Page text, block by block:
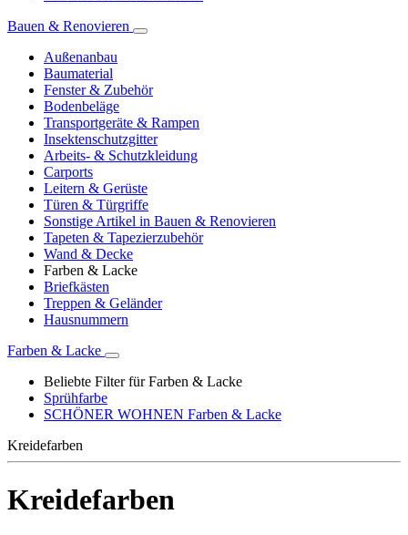
Bauen & Renovieren
Außenanbau
Baumaterial
Fenster & Zubehör
Bodenbeläge
Transportgeräte & Rampen
Insektenschutzgitter
Arbeits- & Schutzkleidung
Carports
Leitern & Gerüste
Türen & Türgriffe
Sonstige Artikel in Bauen & Renovieren
Tapeten & Tapezierzubehör
Wand & Decke
Farben & Lacke
Briefkästen
Treppen & Geländer
Hausnummern
Farben & Lacke
Beliebte Filter für Farben & Lacke
Sprühfarbe
SCHÖNER WOHNEN Farben & Lacke
Kreidefarben
Kreidefarben